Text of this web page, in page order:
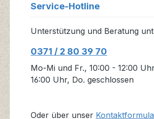
Service-Hotline
Unterstützung und Beratung
0371 / 2 80 39 70
Mo-Mi und Fr., 10:00 - 12:00
16:00 Uhr, Do. geschlossen
Oder über unser